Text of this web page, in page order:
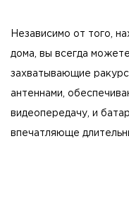
Независимо от того,
дома, вы всегда
захватывающие
антеннами,
видеопередачу, и
впечатляюще